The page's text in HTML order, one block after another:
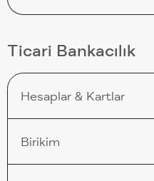
Ticari Bankacılık
Hesaplar & Kartlar
Birikim